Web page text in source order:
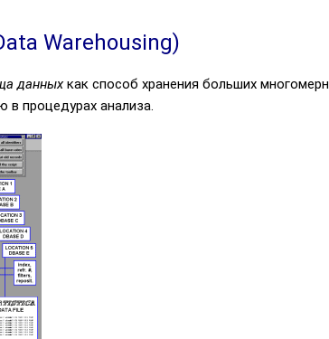
Warehousing)
данныхкак способ хранения больших
в процедурах анализа.